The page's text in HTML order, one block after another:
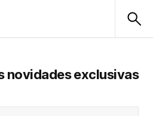
novidades exclusivas